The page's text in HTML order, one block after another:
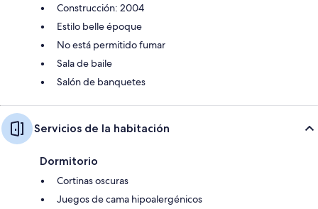
Construcción: 2004
Estilo belle époque
No está permitido fumar
Sala de baile
Salón de banquetes
Servicios de la habitación
Dormitorio
Cortinas oscuras
Juegos de cama hipoalergénicos